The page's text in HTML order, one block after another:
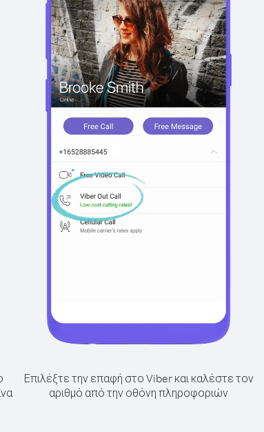
Επιλέξτε την επαφή στο Viber και καλέστε τον
αριθμό από την οθόνη πληροφοριών